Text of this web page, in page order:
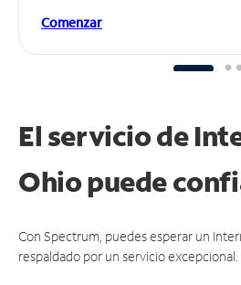
Comenzar
El servicio de
Ohio puede
Con Spectrum, puedes esperar un
respaldado por un servicio excepcional.